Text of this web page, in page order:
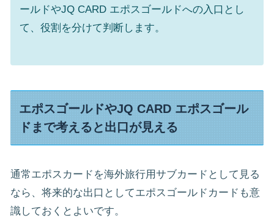
ールドやJQ CARD エポスゴールドへの入口とし
て、役割を分けて判断します。
エポスゴールドやJQ CARD エポスゴール
ドまで考えると出口が見える
通常エポスカードを海外旅行用サブカードとして見る
なら、将来的な出口としてエポスゴールドカードも意
識しておくとよいです。